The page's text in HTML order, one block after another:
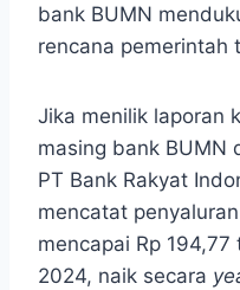
bank BUMN
rencana pemerintah
Jika menilik laporan
masing bank BUMN
PT Bank Rakyat
mencatat
mencapai Rp
2024, naik secara